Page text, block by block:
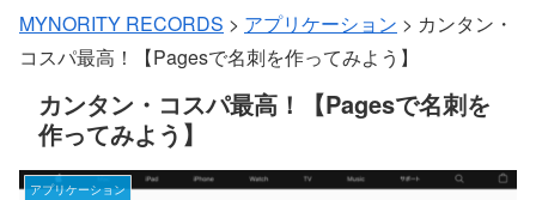
MYNORITY RECORDS > アプリケーション > カンタン・
コスパ最高！【Pagesで名刺を作ってみよう】
カンタン・コスパ最高！【Pagesで名刺を
作ってみよう】
アプリケーション